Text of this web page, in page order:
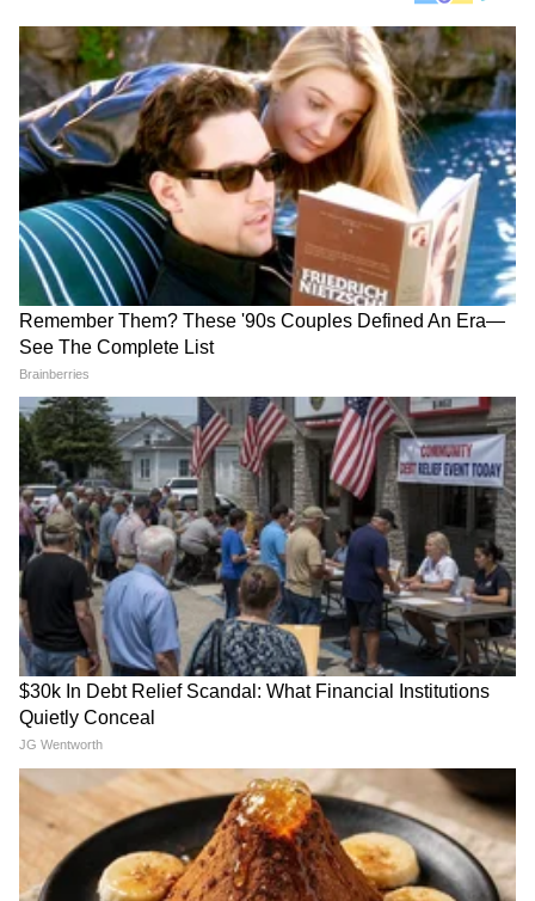
Add Asianetnews Marathi as a Preferred
Source
2
5
Image Credit : Getty
वृषभ राशींच्या व्यक्तींनी सावधान
शनीच्या वक्री चालीमुळे वृषभ राशीच्या लोकांच्या
आयुष्यात अचानक अडचणी वाढू शकतात. कामाच्या
ठिकाणी जास्त मेहनत करावी लागेल, पण अपेक्षेप्रमाणे
फळ मिळणार नाही. अनावश्यक खर्च वाढल्याने तुमचं
बजेट बिघडू शकतं. तुमच्या विरोधात कोणीतरी कट रचू
शकतं. पैशांच्या बाबतीत विचारपूर्वक निर्णय घ्या.